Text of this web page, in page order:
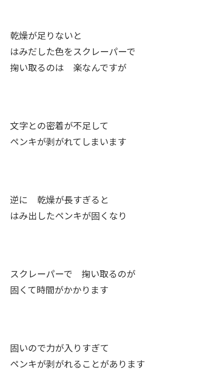
乾燥が足りないと
はみだした色をスクレーパーで
掬い取るのは 楽なんですが
文字との密着が不足して
ペンキが剥がれてしまいます
逆に 乾燥が長すぎると
はみ出したペンキが固くなり
スクレーパーで 掬い取るのが
固くて時間がかかります
固いので力が入りすぎて
ペンキが剥がれることがあります